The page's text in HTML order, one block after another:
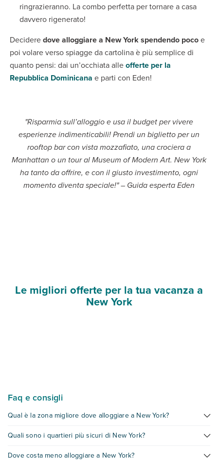
ringrazieranno. La combo perfetta per tornare a casa
davvero rigenerato!
Decideredove alloggiare a New York spendendo pocoe
poi volare verso spiagge da cartolina è più semplice di
quanto pensi: dai un’occhiata alleofferte per la
Repubblica Dominicana e parti con Eden!
"Risparmia sull’alloggio e usa il budget per vivere
esperienze indimenticabili! Prendi un biglietto per un
rooftop bar con vista mozzafiato, una crociera a
Manhattan o un tour al Museum of Modern Art. New York
ha tanto da offrire, e con il giusto investimento, ogni
momento diventa speciale!" – Guida esperta Eden
Le migliori offerte per la tua vacanza a
New York
Faq e consigli
Qual è la zona migliore dove alloggiare a New York?
offre il mix perfetto di sicurezza, collegamenti e atmosfera.
Tribeca, Chinatown) per carattere e prezzi variabili. Ogni zona
Quali sono i quartieri più sicuri di New York?
Side, Williamsburg, Astoria, Financial District e Upper East Side
Dove costa meno alloggiare a New York?